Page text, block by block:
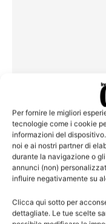
Per fornire le migliori
tecnologie come i cookie
informazioni del
noi e ai nostri partner di
durante la navigazione o
annunci (non)
influire negativamente su
Clicca qui sotto per
dettagliate. Le tue scelte
Concorsi
Un premio di
sulla storia...
Domande di
luglio 2014